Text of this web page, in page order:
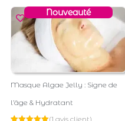
Nouveauté
Masque Algae Jelly : Signe de
l’âge & Hydratant
(1 avis client)